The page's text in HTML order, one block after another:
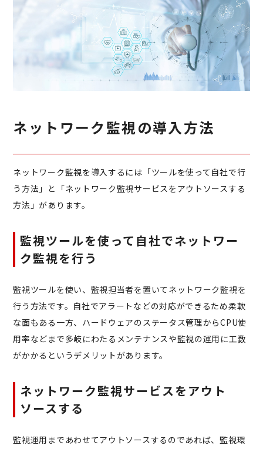
ネットワーク監視の導入方法
ネットワーク監視を導入するには「ツールを使って自社で行
う方法」と「ネットワーク監視サービスをアウトソースする
方法」があります。
監視ツールを使って自社でネットワー
ク監視を行う
監視ツールを使い、監視担当者を置いてネットワーク監視を
行う方法です。自社でアラートなどの対応ができるため柔軟
な面もある一方、ハードウェアのステータス管理からCPU使
用率などまで多岐にわたるメンテナンスや監視の運用に工数
がかかるというデメリットがあります。
ネットワーク監視サービスをアウト
ソースする
監視運⽤まであわせてアウトソースするのであれば、監視環